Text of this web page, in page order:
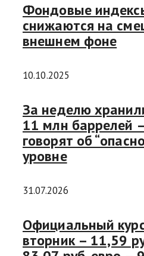
Фондовые
снижаются на
внешнем фоне
10.10.2025
За неделю
11 млн баррелей
говорят об
уровне
31.07.2026
Официальный
вторник – 11,59